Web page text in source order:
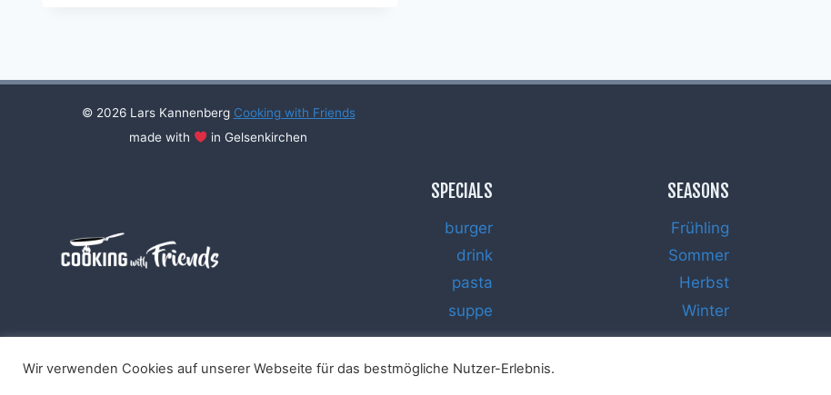
© 2026 Lars Kannenberg Cooking with Friends
made with
in Gelsenkirchen
SPECIALS
burger
drink
pasta
suppe
SEASONS
Frühling
Sommer
Herbst
Winter
Wir verwenden Cookies auf unserer Webseite für das bestmögliche Nutzer-Erlebnis.